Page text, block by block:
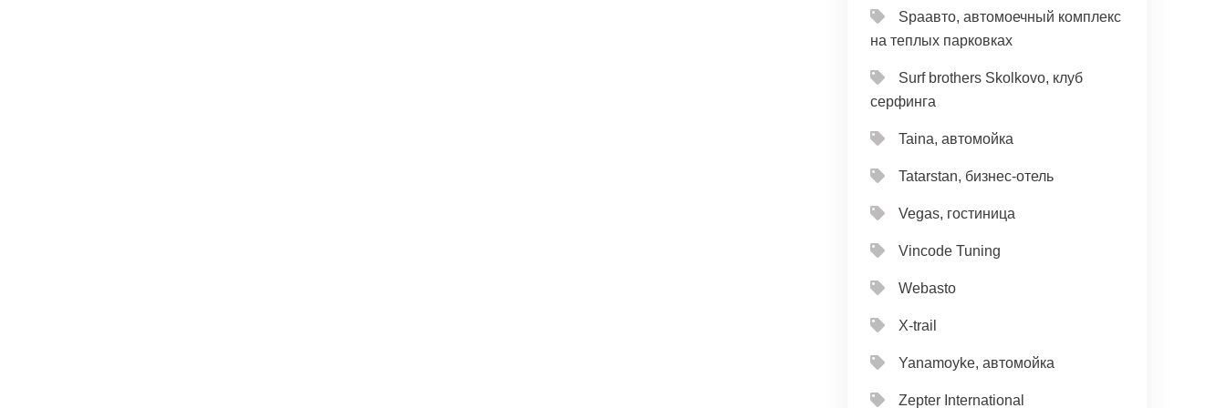
Spaавто, автомоечный комплекс
на теплых парковках
Surf brothers Skolkovo, клуб
серфинга
Taina, автомойка
Tatarstan, бизнес-отель
Vegas, гостиница
Vincode Tuning
Webasto
X-trail
Yanamoyke, автомойка
Zepter International